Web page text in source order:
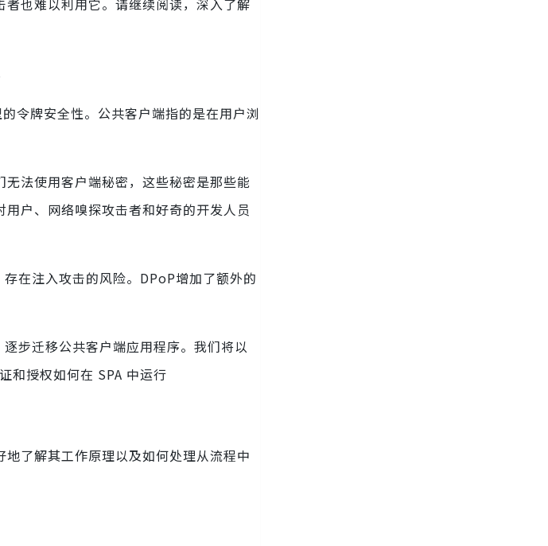
也难以利用它。请继续阅读，深入了解
令牌安全性。公共客户端指的是在用户浏
法使用客户端秘密，这些秘密是那些能
户、网络嗅探攻击者和好奇的开发人员
在注入攻击的风险。DPoP增加了额外的
步迁移公共客户端应用程序。我们将以
和授权如何在 SPA 中运行
了解其工作原理以及如何处理从流程中